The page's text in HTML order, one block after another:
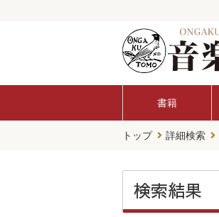
書籍
トップ 詳細検索
検索結果